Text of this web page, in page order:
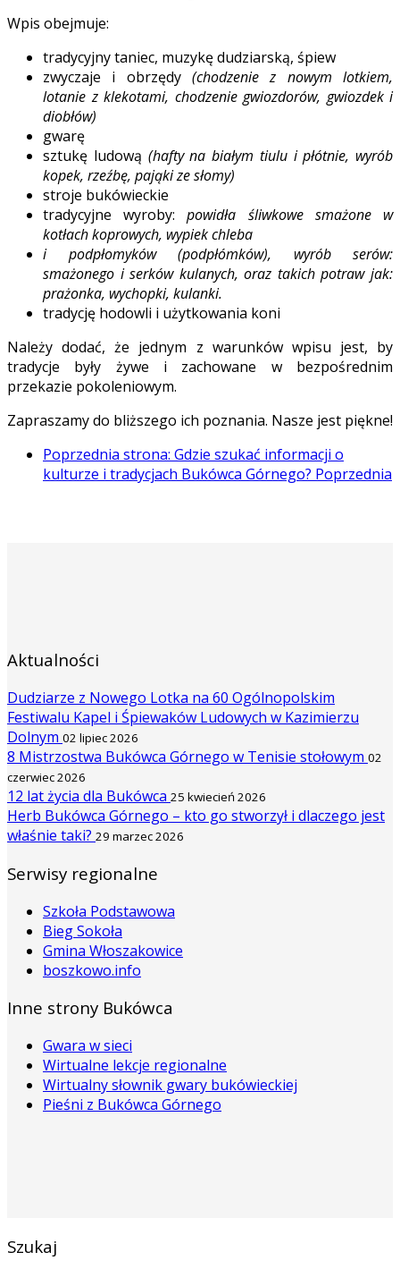
Wpis obejmuje:
tradycyjny taniec, muzykę dudziarską, śpiew
zwyczaje i obrzędy (chodzenie z nowym lotkiem,
lotanie z klekotami, chodzenie gwiozdorów, gwiozdek i
diobłów)
gwarę
sztukę ludową (hafty na białym tiulu i płótnie, wyrób
kopek, rzeźbę, pająki ze słomy)
stroje bukówieckie
tradycyjne wyroby:powidła śliwkowe smażone w
kotłach koprowych, wypiek chleba
i podpłomyków (podpłómków), wyrób serów:
smażonego i serków kulanych, oraz takich potraw jak:
prażonka, wychopki, kulanki.
tradycję hodowli i użytkowania koni
Należy dodać, że jednym z warunków wpisu jest, by
tradycje były żywe i zachowane w bezpośrednim
przekazie pokoleniowym.
Zapraszamy do bliższego ich poznania. Nasze jest piękne!
Poprzednia strona: Gdzie szukać informacji o
kulturze i tradycjach Bukówca Górnego? Poprzednia
Aktualności
Dudziarze z Nowego Lotka na 60 Ogólnopolskim
Festiwalu Kapel i Śpiewaków Ludowych w Kazimierzu
Dolnym 02 lipiec 2026
8 Mistrzostwa Bukówca Górnego w Tenisie stołowym 02
czerwiec 2026
12 lat życia dla Bukówca 25 kwiecień 2026
Herb Bukówca Górnego – kto go stworzył i dlaczego jest
właśnie taki? 29 marzec 2026
Serwisy regionalne
Szkoła Podstawowa
Bieg Sokoła
Gmina Włoszakowice
boszkowo.info
Inne strony Bukówca
Gwara w sieci
Wirtualne lekcje regionalne
Wirtualny słownik gwary bukówieckiej
Pieśni z Bukówca Górnego
Szukaj